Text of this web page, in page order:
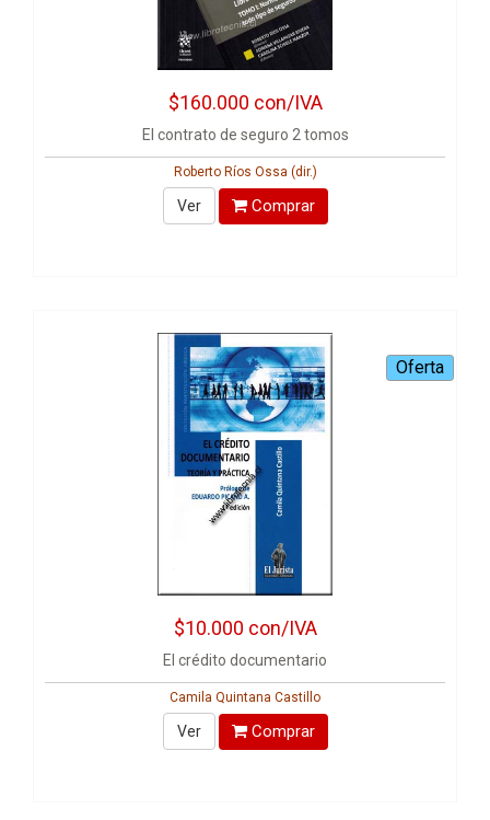
$160.000 con/IVA
El contrato de seguro 2 tomos
Roberto Ríos Ossa (dir.)
Ver Comprar
$10.000 con/IVA
El crédito documentario
Camila Quintana Castillo
Ver Comprar